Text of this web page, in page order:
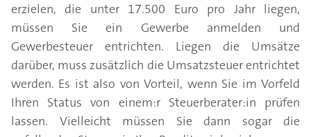
erzielen, die unter 17.500 Euro pro Jahr liegen,
müssen Sie ein Gewerbe anmelden und
Gewerbesteuer entrichten. Liegen die Umsätze
darüber, muss zusätzlich die Umsatzsteuer entrichtet
werden. Es ist also von Vorteil, wenn Sie im Vorfeld
Ihren Status von einem:r Steuerberater:in prüfen
lassen. Vielleicht müssen Sie dann sogar die